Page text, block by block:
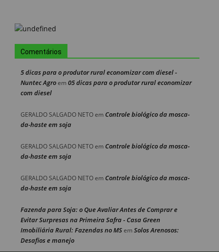
Comentários
5 dicas para o produtor rural economizar com diesel -
Nuntec Agroem 05 dicas para o produtor rural economizar
com diesel
GERALDO SALGADO NETOem Controle biológico da mosca-
da-haste em soja
GERALDO SALGADO NETOem Controle biológico da mosca-
da-haste em soja
GERALDO SALGADO NETOem Controle biológico da mosca-
da-haste em soja
Fazenda para Soja: o Que Avaliar Antes de Comprar e
Evitar Surpresas na Primeira Safra - Casa Green
Imobiliária Rural: Fazendas no MSem Solos Arenosos:
Desafios e manejo